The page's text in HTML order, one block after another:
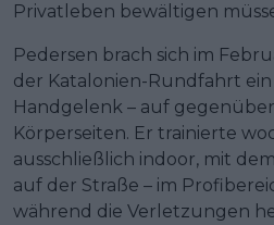
Privatleben bewältigen
Pedersen brach sich im
der Katalonien-Rundfahrt
Handgelenk – auf
Körperseiten. Er trainierte
ausschließlich indoor, mit
auf der Straße – im
während die Verletzungen